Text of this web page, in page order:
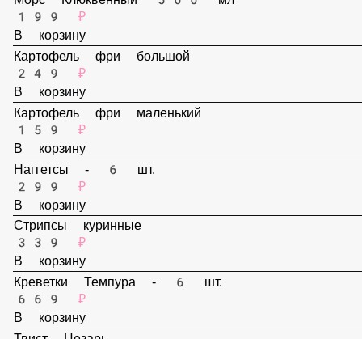
Морс Клюквенный 500 мл
199 ₽
В корзину
Картофель фри большой
249 ₽
В корзину
Картофель фри маленький
159 ₽
В корзину
Наггетсы - 6 шт.
299 ₽
В корзину
Стрипсы куринные
339 ₽
В корзину